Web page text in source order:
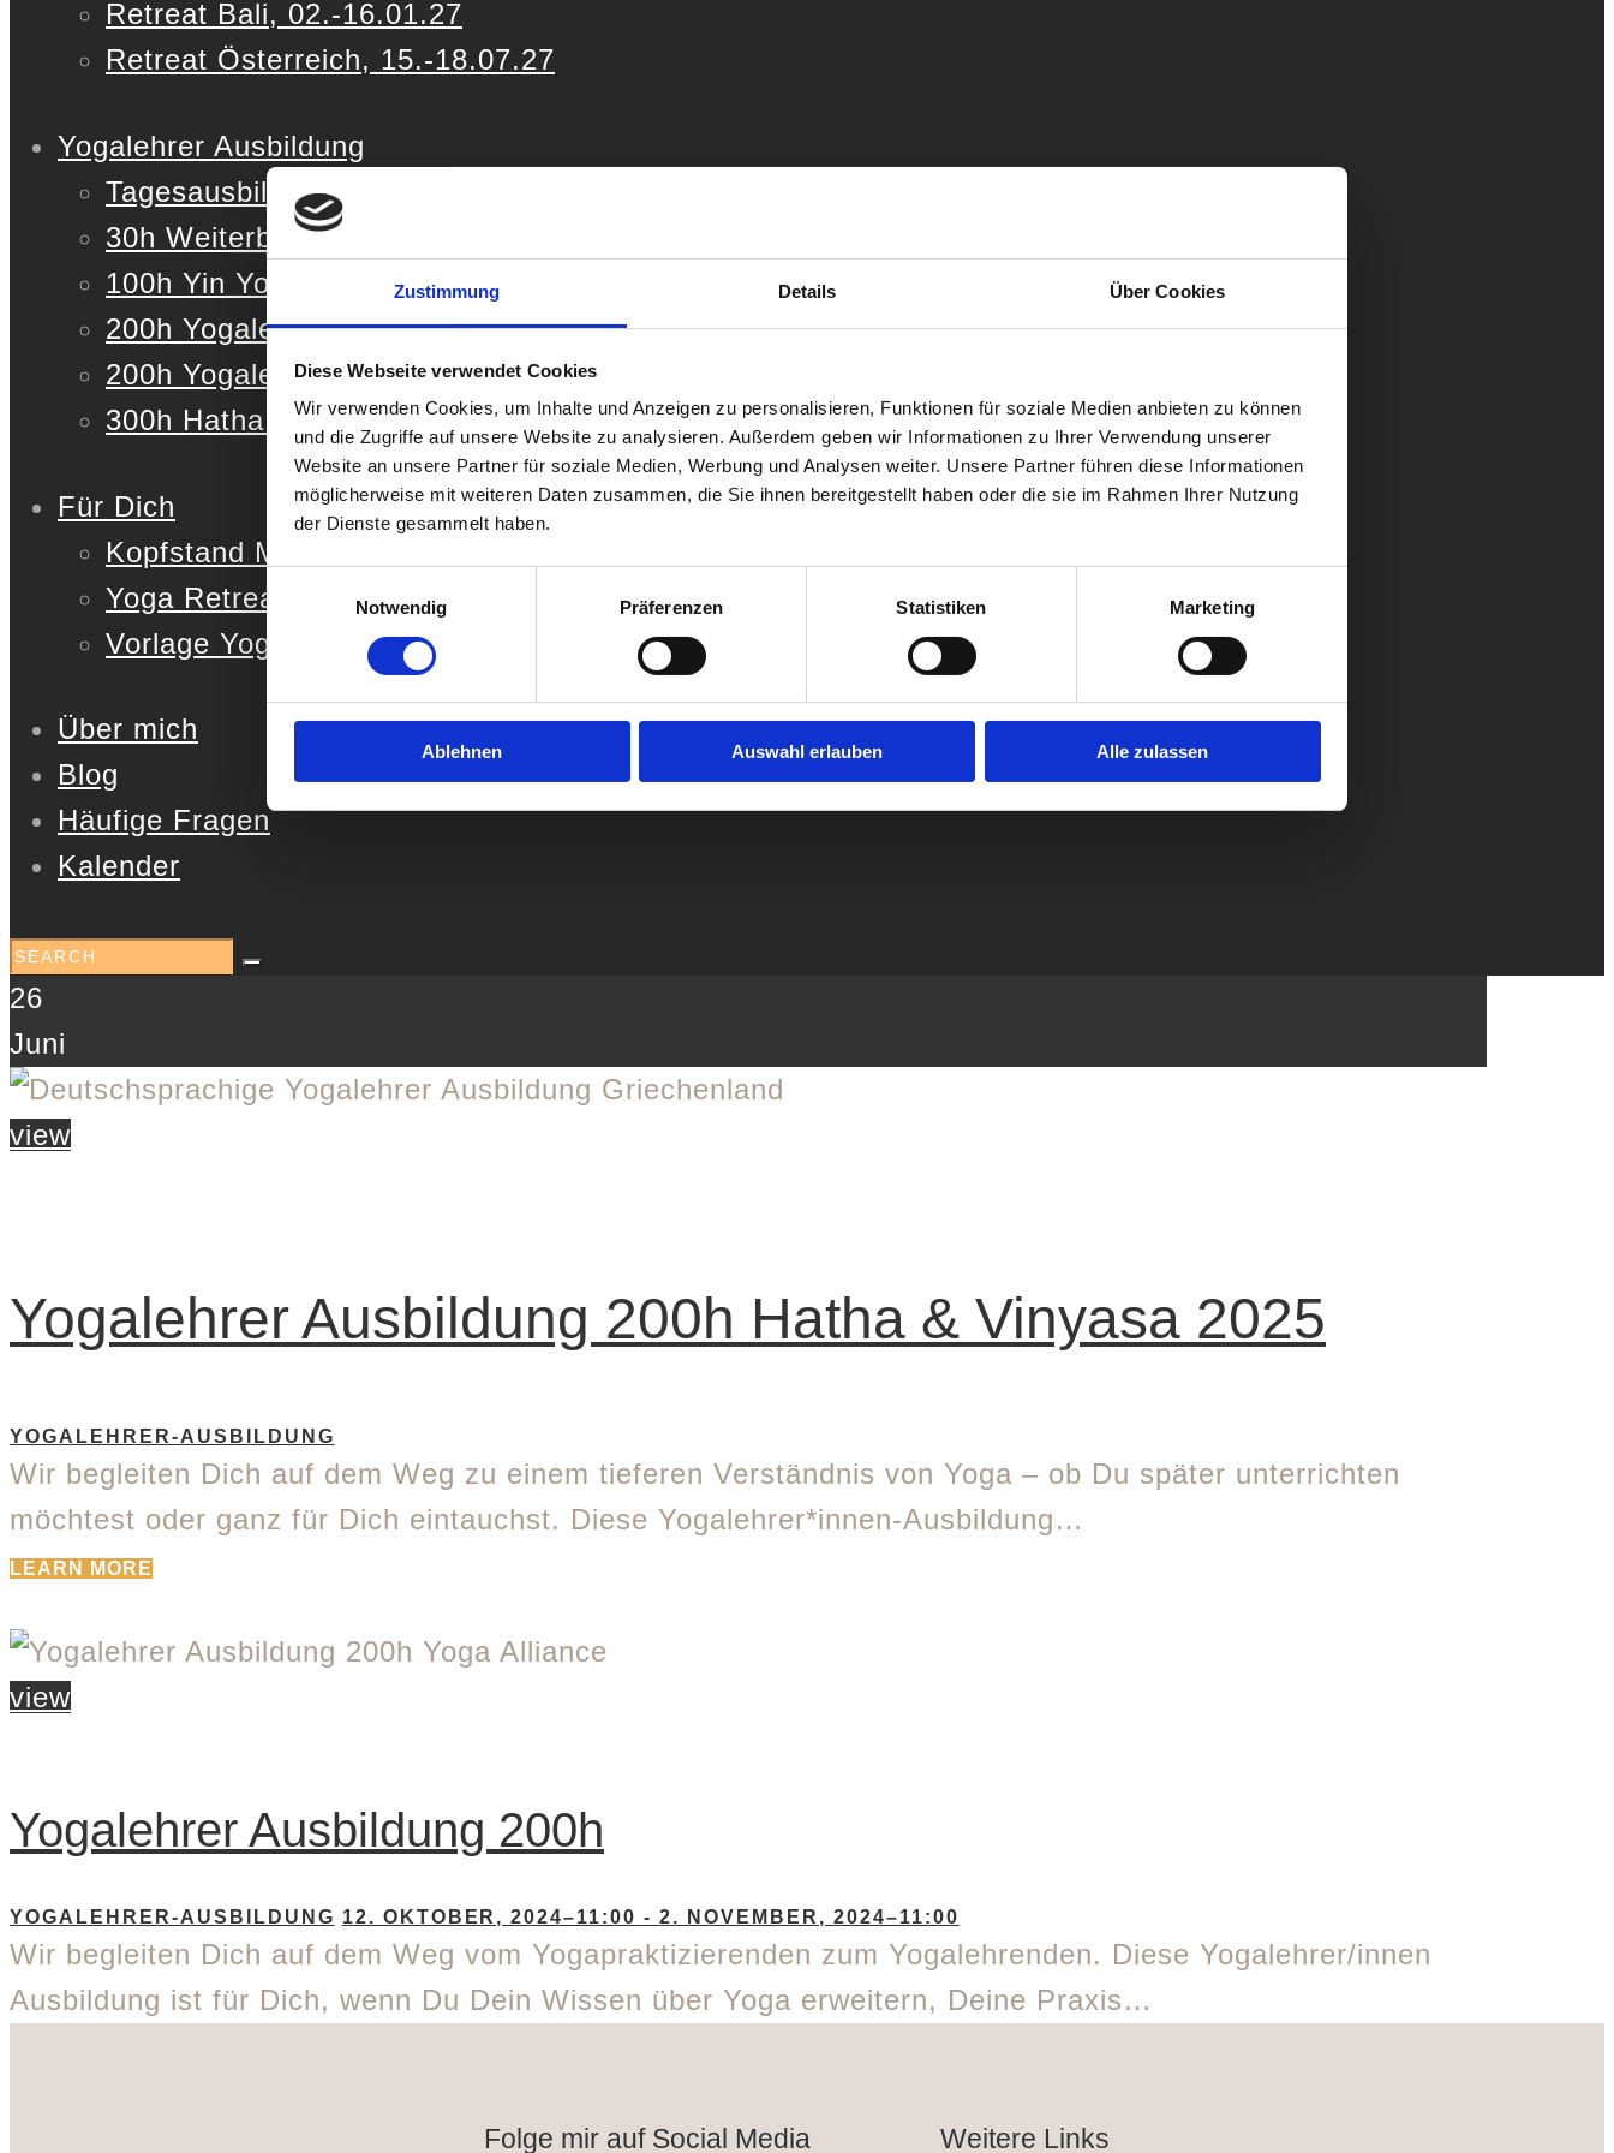
Zustimmung Details Über Cookies
Diese Webseite verwendet Cookies
Wir verwenden Cookies, um Inhalte und Anzeigen zu personalisieren, Funktionen für soziale Medien anbieten zu können
und die Zugriffe auf unsere Website zu analysieren. Außerdem geben wir Informationen zu Ihrer Verwendung unserer
Website an unsere Partner für soziale Medien, Werbung und Analysen weiter. Unsere Partner führen diese Informationen
möglicherweise mit weiteren Daten zusammen, die Sie ihnen bereitgestellt haben oder die sie im Rahmen Ihrer Nutzung
der Dienste gesammelt haben.
Notwendig
Präferenzen Statistiken Marketing
Ablehnen Auswahl erlauben Alle zulassen
Retreat Bali, 02.-16.01.27
Retreat Österreich, 15.-18.07.27
Yogalehrer Ausbildung
Tagesausbildung
30h Weiterbildung (YACEP)
100h Yin Yoga & Meditationsausbildung
200h Yogalehrer Ausbildung Ausland
200h Yogalehrer Ausbildung Deutschland
300h Hatha & Vinyasa Yogalehrer Ausbildung
Für Dich
Kopfstand Masterclass
Yoga Retreat Kit
Vorlage Yoga Stunde
Über mich
Blog
Häufige Fragen
Kalender
26
Juni
view
Yogalehrer Ausbildung 200h Hatha & Vinyasa 2025
YOGALEHRER-AUSBILDUNG
Wir begleiten Dich auf dem Weg zu einem tieferen Verständnis von Yoga – ob Du später unterrichten
möchtest oder ganz für Dich eintauchst. Diese Yogalehrer*innen-Ausbildung…
LEARN MORE
view
Yogalehrer Ausbildung 200h
YOGALEHRER-AUSBILDUNG 12. OKTOBER, 2024–11:00 -2. NOVEMBER, 2024–11:00
Wir begleiten Dich auf dem Weg vom Yogapraktizierenden zum Yogalehrenden. Diese Yogalehrer/innen
Ausbildung ist für Dich, wenn Du Dein Wissen über Yoga erweitern, Deine Praxis…
Folge mir auf Social Media Weitere Links